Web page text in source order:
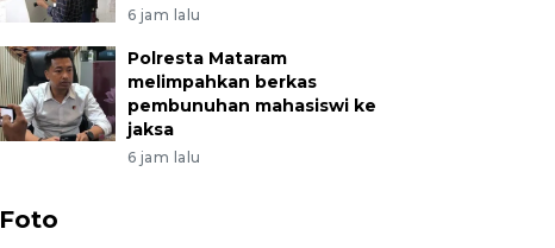
6 jam lalu
Polresta Mataram
melimpahkan berkas
pembunuhan mahasiswi ke
jaksa
6 jam lalu
Foto